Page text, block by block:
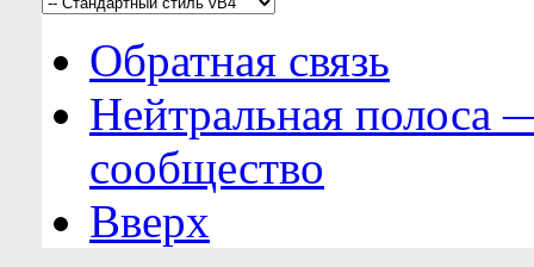
Обратная связь
Нейтральная полоса
сообщество
Вверх